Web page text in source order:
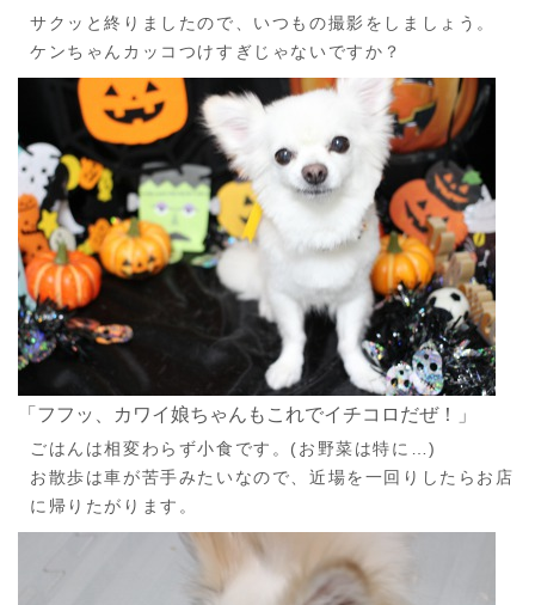
サクッと終りましたので、いつもの撮影をしましょう。
ケンちゃんカッコつけすぎじゃないですか？
「フフッ、カワイ娘ちゃんもこれでイチコロだぜ！」
ごはんは相変わらず小食です。(お野菜は特に…)
お散歩は車が苦手みたいなので、近場を一回りしたらお店
に帰りたがります。